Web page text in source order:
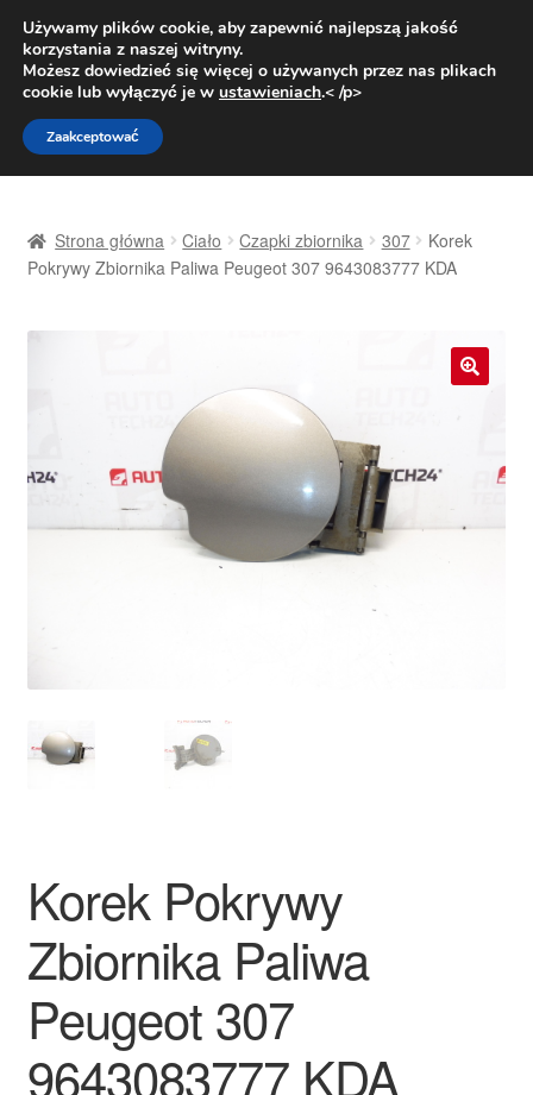
DOSTAWA od 31 zł
Pn.-pt. 9:00-16:00800 003 167
Przejdź
do
nawigacji
Przejdź
do
treści
Dostawa
O nas
Polityka prywatności
Skarga
Zamówienia
Zasady i warunki
Strona główna Ciało Czapki zbiornika 307
Korek
Pokrywy Zbiornika Paliwa Peugeot 307 9643083777 KDA
Korek Pokrywy
Zbiornika Paliwa
Peugeot 307
9643083777 KDA
Używamy plików cookie, aby zapewnić najlepszą jakość
korzystania z naszej witryny.
Możesz dowiedzieć się więcej o używanych przez nas plikach
cookie lub wyłączyć je w ustawieniach.< /p>
Zaakceptować